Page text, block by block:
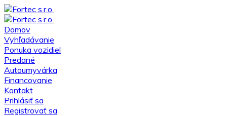
Domov
Vyhľadávanie
Ponuka vozidiel
Predané
Autoumyvárka
Financovanie
Kontakt
Prihlásiť sa
Registrovať sa